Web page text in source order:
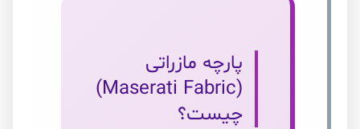
پارچه مازراتی
(Maserati Fabric)
چیست؟